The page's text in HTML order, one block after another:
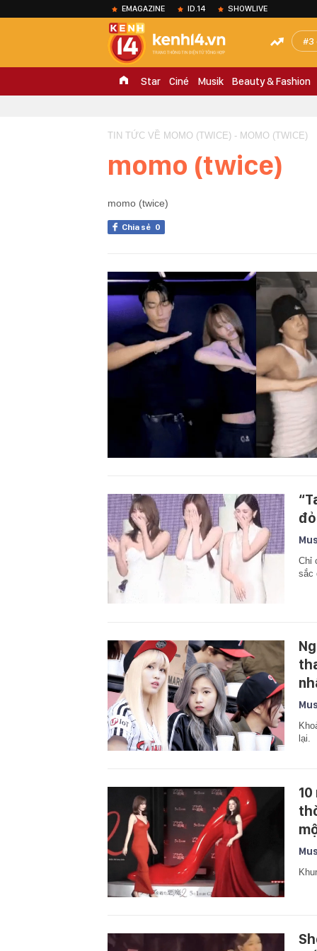
EMAGAZINE ID.14 SHOWLIVE
3
Star Ciné Musik Beauty & Fashion
TIN TỨC VỀ MOMO (TWICE) - MOMO (TWICE)
momo (twice)
momo (twice)
Chia sẻ 0
Chỉ
sắc
lại.